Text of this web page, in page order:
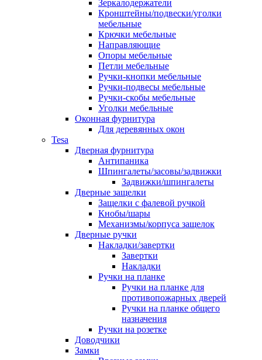
Зеркалодержатели
Кронштейны/подвески/уголки
мебельные
Крючки мебельные
Направляющие
Опоры мебельные
Петли мебельные
Ручки-кнопки мебельные
Ручки-подвесы мебельные
Ручки-скобы мебельные
Уголки мебельные
Оконная фурнитура
Для деревянных окон
Tesa
Дверная фурнитура
Антипаника
Шпингалеты/засовы/задвижки
Задвижки/шпингалеты
Дверные защелки
Защелки с фалевой ручкой
Кнобы/шары
Механизмы/корпуса защелок
Дверные ручки
Накладки/завертки
Завертки
Накладки
Ручки на планке
Ручки на планке для
противопожарных дверей
Ручки на планке общего
назначения
Ручки на розетке
Доводчики
Замки